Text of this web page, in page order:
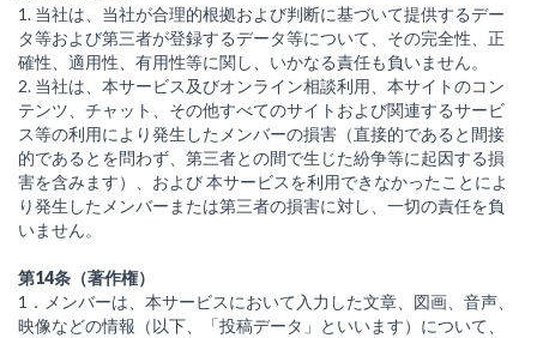
1. 当社は、当社が合理的根拠および判断に基づいて提供するデー
タ等および第三者が登録するデータ等について、その完全性、正
確性、適用性、有用性等に関し、いかなる責任も負いません。
2. 当社は、本サービス及びオンライン相談利用、本サイトのコン
テンツ、チャット、その他すべてのサイトおよび関連するサービ
ス等の利用により発生したメンバーの損害（直接的であると間接
的であるとを問わず、第三者との間で生じた紛争等に起因する損
害を含みます）、および 本サービスを利用できなかったことによ
り発生したメンバーまたは第三者の損害に対し、一切の責任を負
いません。
第14条（著作権）
1．メンバーは、本サービスにおいて入力した文章、図画、音声、
映像などの情報（以下、「投稿データ」といいます）について、